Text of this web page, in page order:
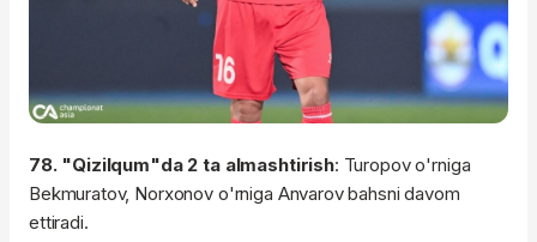
78. "Qizilqum"da 2 ta almashtirish: Turopov o'rniga
Bekmuratov, Norxonov o'rniga Anvarov bahsni davom
ettiradi.